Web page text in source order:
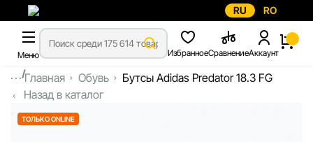
RU RO
Меню ИзбранноеСравнениеАккаунт
...Главная Обувь
Бутсы Adidas Predator 18.3 FG
Назад в каталог
ТОЛЬКО ONLINE